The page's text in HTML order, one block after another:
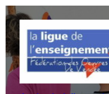
Aller
au
contenu